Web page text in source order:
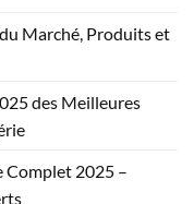
Marché, Produits et
des Meilleures
Complet 2025 –